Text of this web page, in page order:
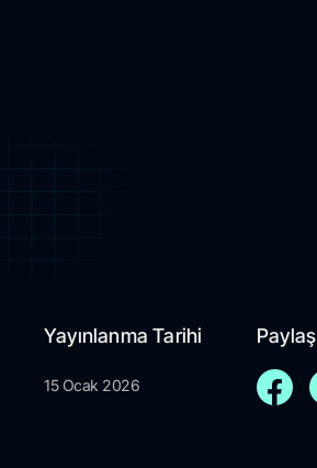
Yayınlanma Tarihi
15 Ocak 2026
Paylaş